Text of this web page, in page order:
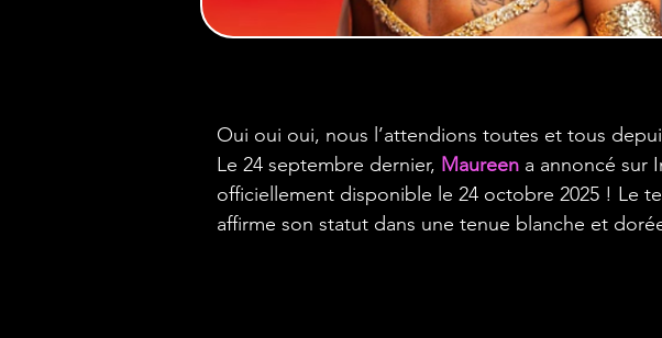
Oui oui oui, nous l’attendions toutes et tous
Le 24 septembre dernier, Maureen a annoncé sur
officiellement disponible le 24 octobre 2025 ! Le
affirme son statut dans une tenue blanche et